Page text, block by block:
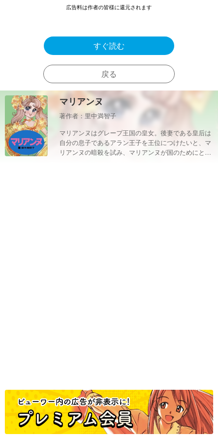
広告料は作者の皆様に還元されます
すぐ読む
戻る
マリアンヌ
著作者：里中満智子
マリアンヌはグレープ王国の皇女。後妻である皇后は
自分の息子であるアラン王子を王位につけたいと、マ
リアンヌの暗殺を試み、マリアンヌが国のためにと行